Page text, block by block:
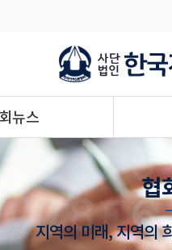
뉴스
협
지역의 미래, 지역의